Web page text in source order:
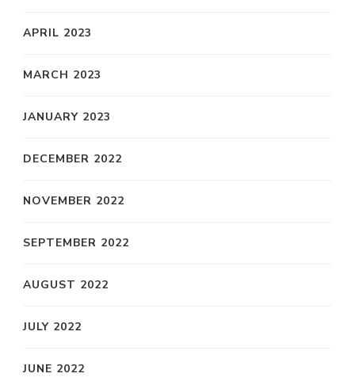
APRIL 2023
MARCH 2023
JANUARY 2023
DECEMBER 2022
NOVEMBER 2022
SEPTEMBER 2022
AUGUST 2022
JULY 2022
JUNE 2022